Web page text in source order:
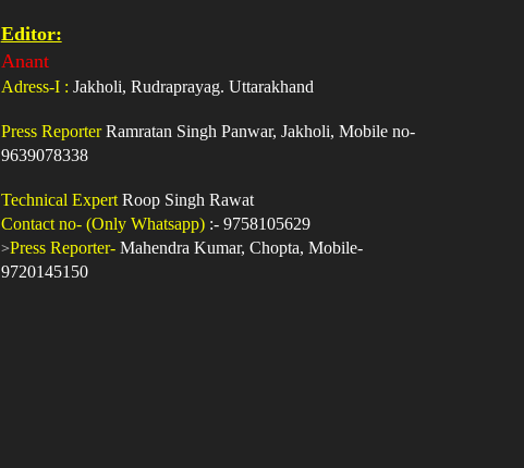
Editor:
Anant
Adress-I : Jakholi, Rudraprayag. Uttarakhand
Press ReporterRamratan Singh Panwar, Jakholi, Mobile no-
9639078338
Technical ExpertRoop Singh Rawat
Contact no- (Only Whatsapp) :- 9758105629
>Press Reporter-Mahendra Kumar, Chopta, Mobile-
9720145150